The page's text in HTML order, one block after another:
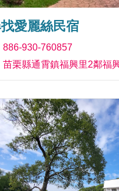
愛麗絲民宿
886-930-760857
苗栗縣通霄鎮福興里2鄰福